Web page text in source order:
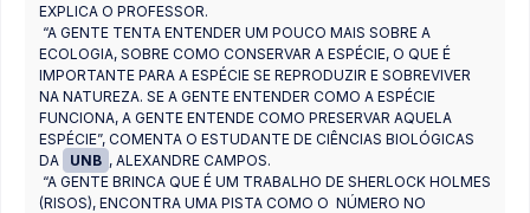
EXPLICA O PROFESSOR.
“A GENTE TENTA ENTENDER UM POUCO MAIS SOBRE A
ECOLOGIA, SOBRE COMO CONSERVAR A ESPÉCIE, O QUE É
IMPORTANTE PARA A ESPÉCIE SE REPRODUZIR E SOBREVIVER
NA NATUREZA. SE A GENTE ENTENDER COMO A ESPÉCIE
FUNCIONA, A GENTE ENTENDE COMO PRESERVAR AQUELA
ESPÉCIE”, COMENTA O ESTUDANTE DE CIÊNCIAS BIOLÓGICAS
DA
UNB , ALEXANDRE CAMPOS.
“A GENTE BRINCA QUE É UM TRABALHO DE SHERLOCK HOLMES
(RISOS), ENCONTRA UMA PISTA COMO O NÚMERO NO